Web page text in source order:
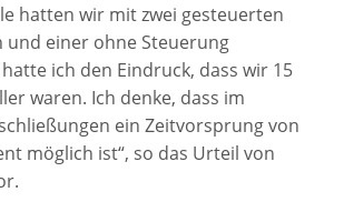
hatten wir mit zwei gesteuerten
und einer ohne Steuerung
ich den Eindruck, dass wir 15
waren. Ich denke, dass im
ein Zeitvorsprung von
möglich ist“, so das Urteil von